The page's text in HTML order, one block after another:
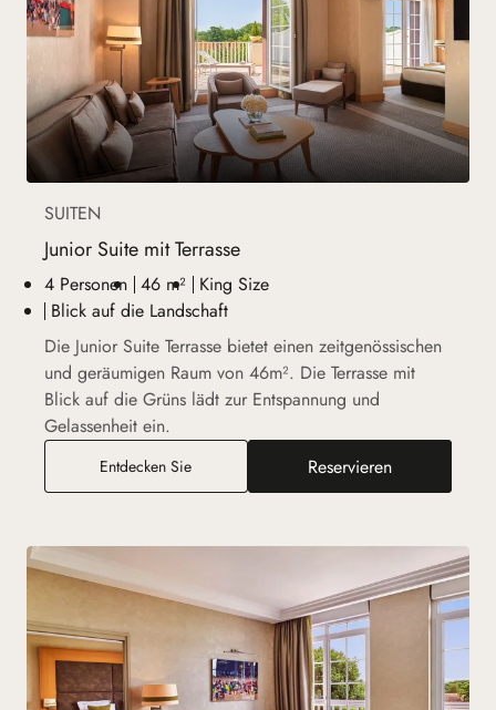
SUITEN
Junior Suite mit Terrasse
4 Personen 46 m²
King Size
Blick auf die Landschaft
Die Junior Suite Terrasse bietet einen zeitgenössischen
und geräumigen Raum von 46m². Die Terrasse mit
Blick auf die Grüns lädt zur Entspannung und
Gelassenheit ein.
Entdecken SieJunior Suite mit TerrasseReservieren